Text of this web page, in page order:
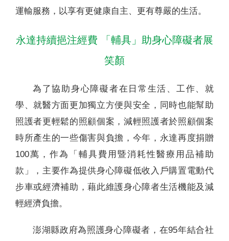
運輸服務，以享有更健康自主、更有尊嚴的生活。
永達持續挹注經費 「輔具」助身心障礙者展
笑顏
為了協助身心障礙者在日常生活、工作、就
學、就醫方面更加獨立方便與安全，同時也能幫助
照護者更輕鬆的照顧個案，減輕照護者於照顧個案
時所產生的一些傷害與負擔，今年，永達再度捐贈
100萬，作為「輔具費用暨消耗性醫療用品補助
款」，主要作為提供身心障礙低收入戶購置電動代
步車或經濟補助，藉此維護身心障者生活機能及減
輕經濟負擔。
澎湖縣政府為照護身心障礙者，在95年結合社